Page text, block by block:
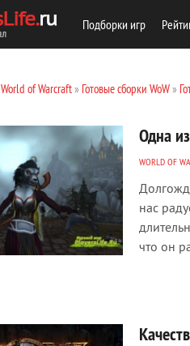
Подборки игр
World of Warcraft» Готовые сборки WoW»
Одна
WORLD OF
нас
что он